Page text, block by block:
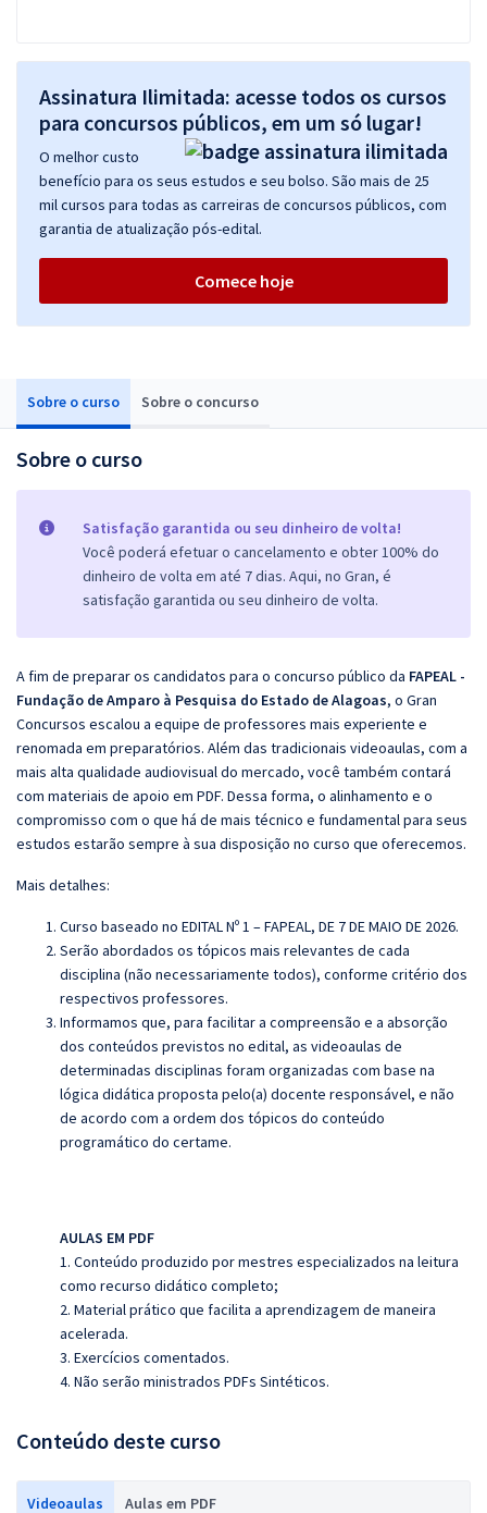
Sobre o curso Sobre o concurso
Sobre o curso
Satisfação garantida ou seu dinheiro de volta!
Você poderá efetuar o cancelamento e obter 100% do
dinheiro de volta em até 7 dias. Aqui, no Gran, é
satisfação garantida ou seu dinheiro de volta.
A fim de preparar os candidatos para o concurso público da FAPEAL -
Fundação de Amparo à Pesquisa do Estado de Alagoas, o Gran
Concursos escalou a equipe de professores mais experiente e
renomada em preparatórios. Além das tradicionais videoaulas, com a
mais alta qualidade audiovisual do mercado, você também contará
com materiais de apoio em PDF. Dessa forma, o alinhamento e o
compromisso com o que há de mais técnico e fundamental para seus
estudos estarão sempre à sua disposição no curso que oferecemos.
Mais detalhes:
Curso baseado no EDITAL Nº 1 – FAPEAL, DE 7 DE MAIO DE 2026.
Serão abordados os tópicos mais relevantes de cada
disciplina (não necessariamente todos), conforme critério dos
respectivos professores.
Informamos que, para facilitar a compreensão e a absorção
dos conteúdos previstos no edital, as videoaulas de
determinadas disciplinas foram organizadas com base na
lógica didática proposta pelo(a) docente responsável, e não
de acordo com a ordem dos tópicos do conteúdo
programático do certame.
AULAS EM PDF
1. Conteúdo produzido por mestres especializados na leitura
como recurso didático completo;
2. Material prático que facilita a aprendizagem de maneira
acelerada.
3. Exercícios comentados.
4. Não serão ministrados PDFs Sintéticos.
Conteúdo deste curso
Videoaulas Aulas em PDF
Assinatura Ilimitada: acesse todos os cursos
para concursos públicos, em um só lugar!
O melhor custo
benefício para os seus estudos e seu bolso. São mais de 25
mil cursos para todas as carreiras de concursos públicos, com
garantia de atualização pós-edital.
Comece hoje